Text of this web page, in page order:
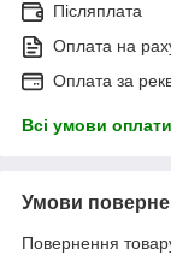
Післяплата
Оплата на
Оплата за
Всі умови оплати
Умови
Повернення